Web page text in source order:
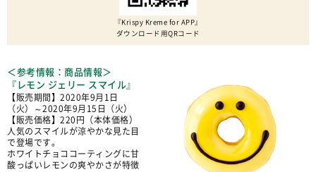
『Krispy Kreme for APP』
ダウンロード用QRコード
＜参考情報：商品情報＞
『レモン ジェリー スマイル』
【販売期間】2020年9月1日
（火）～2020年9月15日（火）
【販売価格】220円（本体価格）
人気のスマイルが涼やかな見た目
で登場です。
ホワイトチョココーティングに甘
酸っぱいレモンの爽やかさが特徴